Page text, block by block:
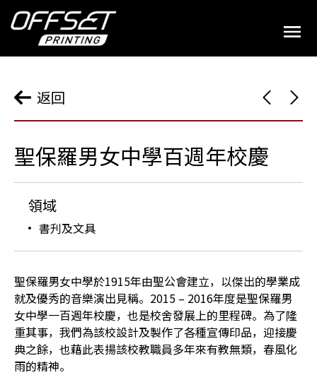
返回
聖保羅男女中學百週年校慶
領域
書刋及文具
聖保羅男女中學於1915年由聖公會建立，以傑出的學業成
就及優秀的音樂演出見稱。2015 – 2016年度是聖保羅男
女中學一百週年校慶，也是校舍發展上的里程碑。為了隆
重其事，我們為該校設計及製作了各種宣傳印品，迎接慶
典之餘，也藉此表揚該校教職員多年來有教無類，春風化
雨的精神。